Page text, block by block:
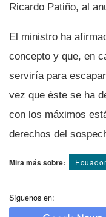
Ricardo Patiño, al
El ministro ha
concepto y que, en
servirí­a para
vez que éste se ha
con los máximos
derechos del
Mira más sobre: Ecuador
Síguenos en: